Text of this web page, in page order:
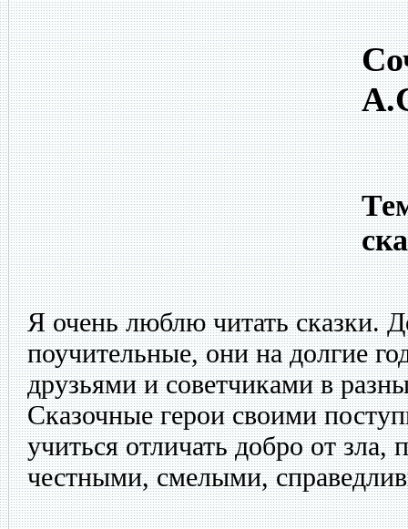
Я очень люблю читать сказки.
поучительные, они на долгие
друзьями и советчиками в
Сказочные герои своими
учиться отличать добро от зла,
честными, смелыми,